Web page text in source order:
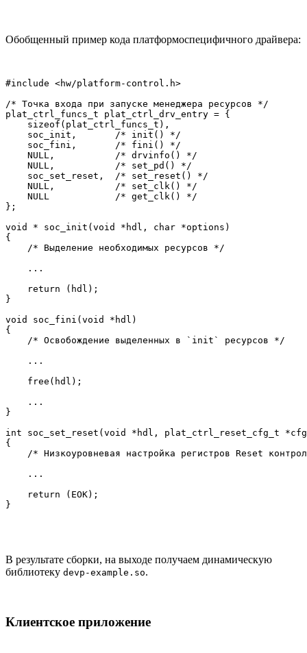
Обобщенный пример кода платформоспецифичного драйвера:
#include <hw/platform-control.h>
/* Точка входа при запуске менеджера ресурсов */
plat_ctrl_funcs_t plat_ctrl_drv_entry = {
    sizeof(plat_ctrl_funcs_t),
    soc_init,       /* init() */
    soc_fini,       /* fini() */
    NULL,           /* drvinfo() */
    NULL,           /* set_pd() */
    soc_set_reset,  /* set_reset() */
    NULL,           /* set_clk() */
    NULL            /* get_clk() */
};
void * soc_init(void *hdl, char *options)
{
    /* Выделение необходимых ресурсов */
    ...
    return (hdl);
}
void soc_fini(void *hdl)
{
    /* Освобождение выделенных в `init` ресурсов */
    ...
    free(hdl);
    ...
}
int soc_set_reset(void *hdl, plat_ctrl_reset_cfg_t
{
/* Низкоуровневая настройка регистров Reset
    ...
    return (EOK);
}
В результате сборки, на выходе получаем динамическую
библиотеку devp-example.so.
Клиентское приложение